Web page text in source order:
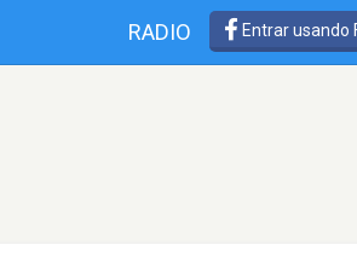
RADIO Entrar usando